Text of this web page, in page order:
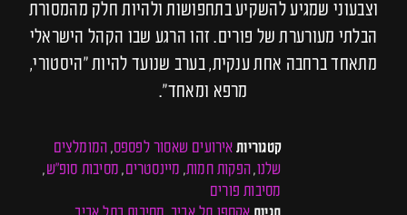
וצבעוני שמגיע להשקיע בתחפושות ולהיות חלק מהמסורת
הבלתי מעורערת של פורים. זהו הרגע שבו הקהל הישראלי
מתאחד ברחבה אחת ענקית, בערב שנועד להיות "היסטורי,
מרפא ומאחד".
קטגוריות אירועים שאסור לפספס, המומלצים
שלנו,הפקות חמות, מיינסטרים, מסיבות סופ"ש,
מסיבות פורים